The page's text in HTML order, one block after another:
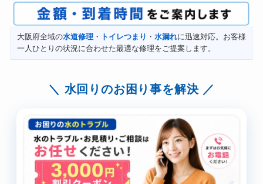
大阪府全域の水道修理・ トイレつまり ・ 水漏れに迅速対応。お客様
一人ひとりの状況に合わせた最適な修理をご提案します。
水回りのお困り事を解決